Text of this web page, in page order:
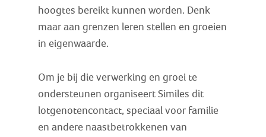
hoogtes bereikt kunnen worden. Denk
maar aan grenzen leren stellen en groeien
in eigenwaarde.
Om je bij die verwerking en groei te
ondersteunen organiseert Similes dit
lotgenotencontact, speciaal voor familie
en andere naastbetrokkenen van